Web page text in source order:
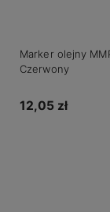
Marker olejny
Czerwony
12,05 zł